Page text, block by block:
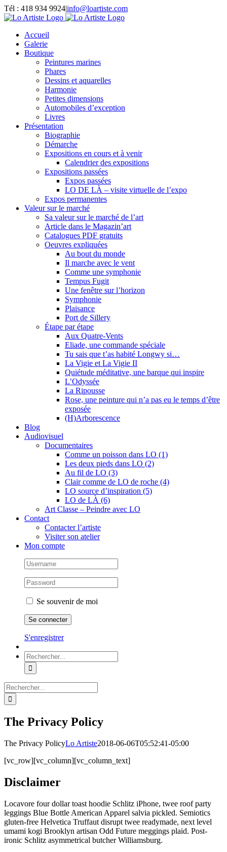
Passer
au
Tél : 418 934 9924|info@loartiste.com
Facebook
Instagram
Email
Pinterest
YouTube
Accueil
Galerie
Boutique
Peintures marines
Phares
Dessins et aquarelles
Harmonie
Petites dimensions
Automobiles d’exception
Livres
Présentation
Biographie
Démarche
Expositions en cours et à venir
Calendrier des expositions
Expositions passées
Expos passées
LO DE LÀ – visite virtuelle de l’expo
Expos permanentes
Valeur sur le marché
Sa valeur sur le marché de l’art
Article dans le Magazin’art
Catalogues PDF gratuits
Oeuvres expliquées
Au bout du monde
Il marche avec le vent
Comme une symphonie
Tempus Fugit
Une fenêtre sur l’horizon
Symphonie
Plaisance
Port de Sillery
Étape par étape
Aux Quatre-Vents
Eliade, une commande spéciale
Tu sais que t’as habité Longwy si…
La Vigie et La Vigie II
Quiétude méditative, une barque qui inspire
L’Odyssée
La Ripousse
Rose, une peinture qui n’a pas eu le temps d’être
exposée
(H)Arborescence
Blog
Audiovisuel
Documentaires
Comme un poisson dans LO (1)
Les deux pieds dans LO (2)
Au fil de LO (3)
Clair comme de LO de roche (4)
LO source d’inspiration (5)
LO de LÀ (6)
Art Classe – Peindre avec LO
Contact
Contacter l’artiste
Visiter son atelier
Mon compte
Se souvenir de moi
S'enregistrer
Rechercher:
Rechercher:
The Privacy Policy
The Privacy PolicyLo Artiste2018-06-06T05:52:41-05:00
[vc_row][vc_column][vc_column_text]
Disclaimer
Locavore four dollar toast hoodie Schlitz iPhone, twee roof party
leggings Blue Bottle American Apparel salvia pickled. Semiotics
gluten-free Helvetica Truffaut disrupt twee readymade, next level
umami kogi Brooklyn artisan Odd Future meggings plaid. Post-
ironic Schlitz asymmetrical butcher Williamsburg.